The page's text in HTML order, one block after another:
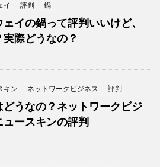
イ 評判 鍋
ェイの鍋って評判いいけど、
実際どうなの？
キン ネットワークビジネス 評判
どうなの？ネットワークビジ
ュースキンの評判